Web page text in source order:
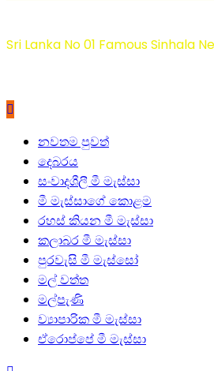
Sri Lanka No 01 Famous
Primary
Menu
නවතම පුවත්
දෙබරය
සංවාදශීලී මී මැස්සා
මී මැස්සාගේ කොළම
රහස් කියන මී මැස්සා
කලාබර මී මැස්සා
පුරවැසි මී මැස්සෝ
මල් වත්ත
මල්පැණි
ව්‍යාපාරික මී මැස්සා
ඒරොප්පේ මී මැස්සා